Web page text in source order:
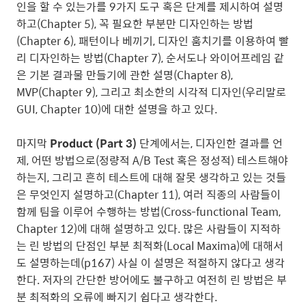
인을 할 수 있는가를 9가지 도구 혹은 단계를 제시하여 설명
하고(Chapter 5), 꼭 필요한 부분만 디자인하는 방법
(Chapter 6), 패턴이나 베끼기, 디자인 훔치기를 이용하여 빨
리 디자인하는 방법(Chapter 7), 순서도나 와이어프레임 같
은 기본 결과물 만들기에 관한 설명(Chapter 8),
MVP(Chapter 9), 그리고 최소한의 시각적 디자인(우리말로
GUI, Chapter 10)에 대한 설명을 하고 있다.
마지막 Product (Part 3) 단계에서는, 디자인한 결과를 언
제, 어떤 방법으로(정량적 A/B Test 혹은 정성적) 테스트해야
하는지, 그리고 흔히 테스트에 대해 잘못 생각하고 있는 것들
은 무엇인지 설명하고(Chapter 11), 여러 직종의 사람들이
함께 팀을 이루어 수행하는 방법(Cross-functional Team,
Chapter 12)에 대해 설명하고 있다. 많은 사람들이 지적하
는 린 방법의 단점인 부분 최적화(Local Maxima)에 대해서
도 설명하는데(p167) 사실 이 설명은 적절하지 않다고 생각
한다. 저자의 간단한 방어에도 불구하고 여전히 린 방법은 부
분 최적화의 오류에 빠지기 쉽다고 생각한다.